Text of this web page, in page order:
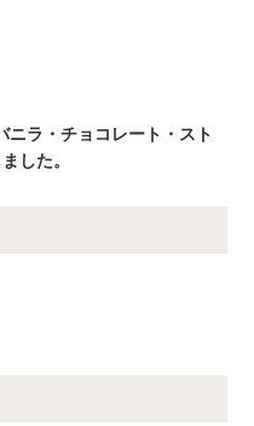
ニラ・チョコレート・スト
した。